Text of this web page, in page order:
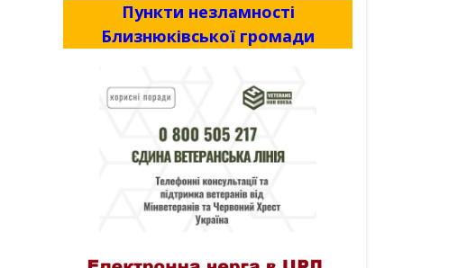
Пункти незламності
Близнюківської громади